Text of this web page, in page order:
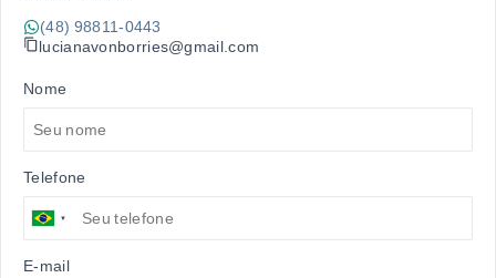
(48) 98811-0443
lucianavonborries@gmail.com
Nome
Telefone
E-mail